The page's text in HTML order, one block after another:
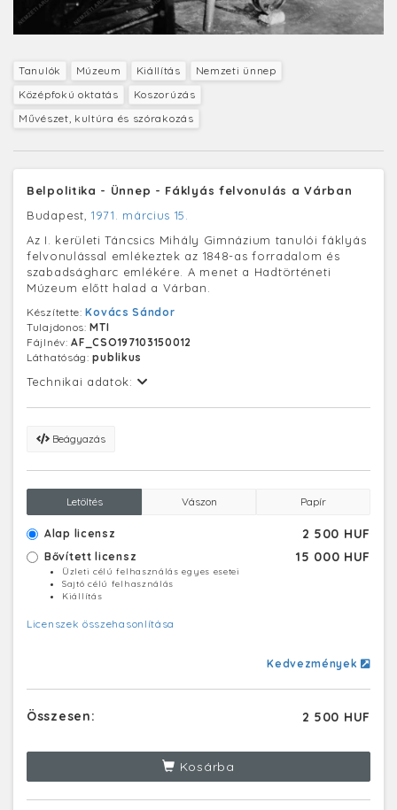
Tanulók Múzeum Kiállítás
Nemzeti ünnep
Középfokú oktatás
Koszorúzás
Művészet, kultúra és szórakozás
Belpolitika - Ünnep - Fáklyás felvonulás a Várban
Budapest, 1971. március 15.
Az I. kerületi Táncsics Mihály Gimnázium tanulói fáklyás
felvonulással emlékeztek az 1848-as forradalom és
szabadságharc emlékére. A menet a Hadtörténeti
Múzeum előtt halad a Várban.
Készítette:Kovács Sándor
Tulajdonos:MTI
Fájlnév:AF_CSO197103150012
Láthatóság:publikus
Technikai adatok:
Beágyazás
Letöltés Vászon Papír
Alap licensz 2 500 HUF
Bővített licensz 15 000 HUF
Üzleti célú felhasználás egyes esetei
Sajtó célú felhasználás
Kiállítás
Licenszek összehasonlítása
Kedvezmények
Összesen: 2 500 HUF
Kosárba